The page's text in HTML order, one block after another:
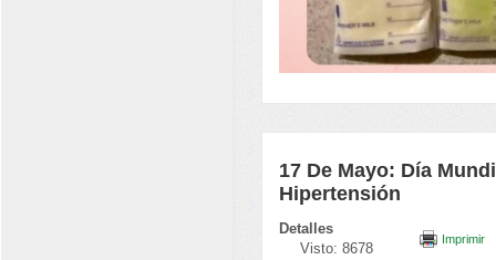
17 De Mayo: Día
Hipertensión
Imprimir
Detalles
Visto: 8678